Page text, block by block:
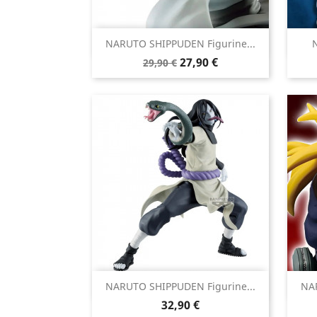
NARUTO SHIPPUDEN Figurine...
Prix
de
29,90 € Prix
27,90 €
Aperçu rapide
NARUTO SHIPPUDEN Figurine...
Prix
32,90 €
Aperçu rapide